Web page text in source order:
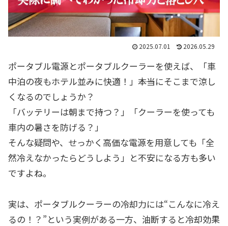
2025.07.01 2026.05.29
ポータブル電源とポータブルクーラーを使えば、「車
中泊の夜もホテル並みに快適！」――本当にそこまで涼し
くなるのでしょうか？
「バッテリーは朝まで持つ？」「クーラーを使っても
車内の暑さを防げる？」
そんな疑問や、せっかく高価な電源を用意しても「全
然冷えなかったらどうしよう」と不安になる方も多い
ですよね。
実は、ポータブルクーラーの冷却力には“こんなに冷え
るの！？”という実例がある一方、油断すると冷却効果